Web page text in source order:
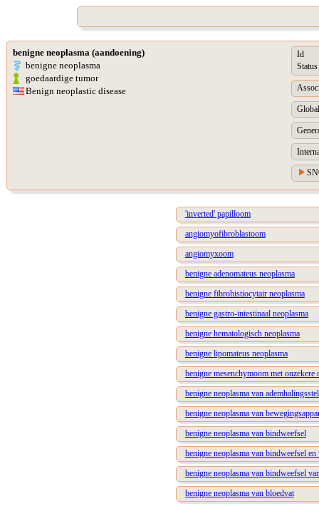
benigne neoplasma (aandoening)
benigne neoplasma
goedaardige tumor
Benign neoplastic disease
Id
Status
'inverted' papilloom
angiomyofibroblastoom
angiomyxoom
benigne adenomateus neoplasma
benigne fibrohistiocytair neoplasma
benigne gastro-intestinaal neoplasma
benigne hematologisch neoplasma
benigne lipomateus neoplasma
benigne mesenchymoom met onzekere
benigne neoplasma van
benigne neoplasma van
benigne neoplasma van bindweefsel
benigne neoplasma van bindweefsel
benigne neoplasma van bindweefsel
benigne neoplasma van bloedvat